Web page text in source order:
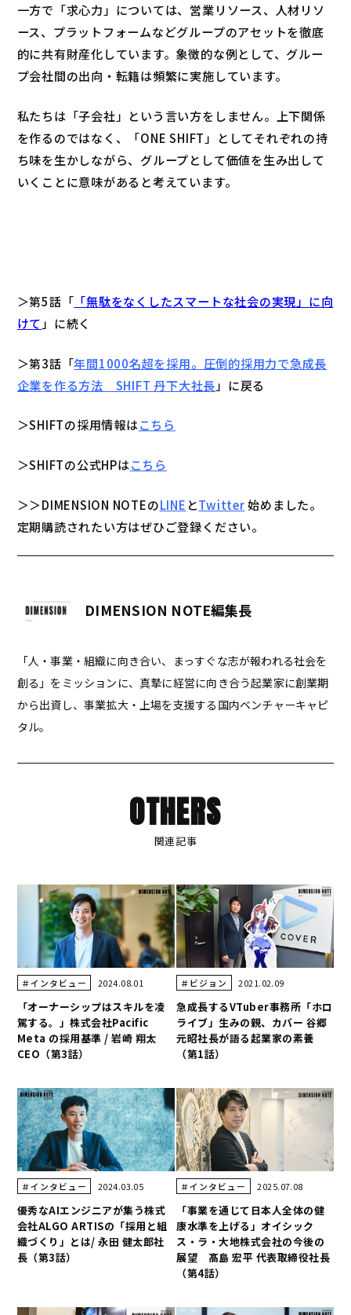
一方で「求心力」については、営業リソース、人材リソ
ース、プラットフォームなどグループのアセットを徹底
的に共有財産化しています。象徴的な例として、グルー
プ会社間の出向・転籍は頻繁に実施しています。
私たちは「子会社」という言い方をしません。上下関係
を作るのではなく、「ONE SHIFT」としてそれぞれの持
ち味を生かしながら、グループとして価値を生み出して
いくことに意味があると考えています。
＞第5話「 「無駄をなくしたスマートな社会の実現」に向
けて 」に続く
＞第3話「年間1000名超を採用。圧倒的採用力で急成長
企業を作る方法 SHIFT 丹下大社長 」に戻る
＞SHIFTの採用情報はこちら
＞SHIFTの公式HPはこちら
＞＞DIMENSION NOTEのLINE とTwitter始めました。
定期購読されたい方はぜひご登録ください。
DIMENSION NOTE編集長
「人・事業・組織に向き合い、まっすぐな志が報われる社会を
創る」をミッションに、真摯に経営に向き合う起業家に創業期
から出資し、事業拡大・上場を支援する国内ベンチャーキャピ
タル。
OTHERS
関連記事
＃インタビュー 2024.08.01
「オーナーシップはスキルを凌
駕する。」株式会社Pacific
Meta の採用基準 / 岩崎 翔太
CEO（第3話）
＃ビジョン 2021.02.09
急成長するVTuber事務所「ホロ
ライブ」生みの親、カバー 谷郷
元昭社長が語る起業家の素養
（第1話）
＃インタビュー 2024.03.05
優秀なAIエンジニアが集う株式
会社ALGO ARTISの「採用と組
織づくり」とは/ 永田 健太郎社
長（第3話）
＃インタビュー 2025.07.08
「事業を通じて日本人全体の健
康水準を上げる」オイシック
ス・ラ・大地株式会社の今後の
展望 髙島 宏平 代表取締役社長
（第4話）